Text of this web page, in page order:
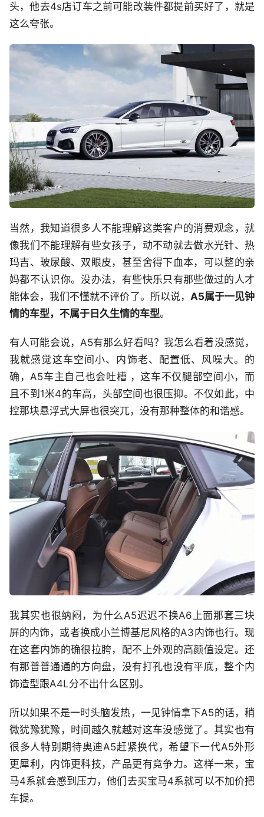
头，他去4s店订车之前可能改装件都提前买好了，就是
这么夸张。
当然，我知道很多人不能理解这类客户的消费观念，就
像我们不能理解有些女孩子，动不动就去做水光针、热
玛吉、玻尿酸、双眼皮，甚至舍得下血本，可以整的亲
妈都不认识你。没办法，有些快乐只有那些做过的人才
能体会，我们不懂就不评价了。所以说， A5属于一见钟
情的车型，不属于日久生情的车型。
有人可能会说，A5有那么好看吗？我怎么看着没感觉，
我就感觉这车空间小、内饰老、配置低、风噪大。的
确，A5车主自己也会吐槽 ，这车不仅腿部空间小，而
且不到1米4的车高，头部空间也很压抑。不仅如此，中
控那块悬浮式大屏也很突兀，没有那种整体的和谐感。
我其实也很纳闷，为什么A5迟迟不换A6上面那套三块
屏的内饰，或者换成小兰博基尼风格的A3内饰也行。现
在这套内饰的确很拉胯，配不上外观的高颜值设定。还
有那普普通通的方向盘，没有打孔也没有平底，整个内
饰造型跟A4L分不出什么区别。
所以如果不是一时头脑发热，一见钟情拿下A5的话，稍
微犹豫犹豫，时间越久就越对这车没感觉了。其实也有
很多人特别期待奥迪A5赶紧换代，希望下一代A5外形
更犀利，内饰更科技，产品更有竞争力。这样一来，宝
马4系就会感到压力，他们去买宝马4系就可以不加价把
车提。